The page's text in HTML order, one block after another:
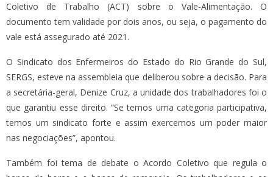
Coletivo de Trabalho (ACT) sobre o Vale-Alimentação. O
documento tem validade por dois anos, ou seja, o pagamento do
vale está assegurado até 2021.
O Sindicato dos Enfermeiros do Estado do Rio Grande do Sul,
SERGS, esteve na assembleia que deliberou sobre a decisão. Para
a secretária-geral, Denize Cruz, a unidade dos trabalhadores foi o
que garantiu esse direito. “Se temos uma categoria participativa,
temos um sindicato forte e assim exercemos um poder maior
nas negociações”, apontou.
Também foi tema de debate o Acordo Coletivo que regula o